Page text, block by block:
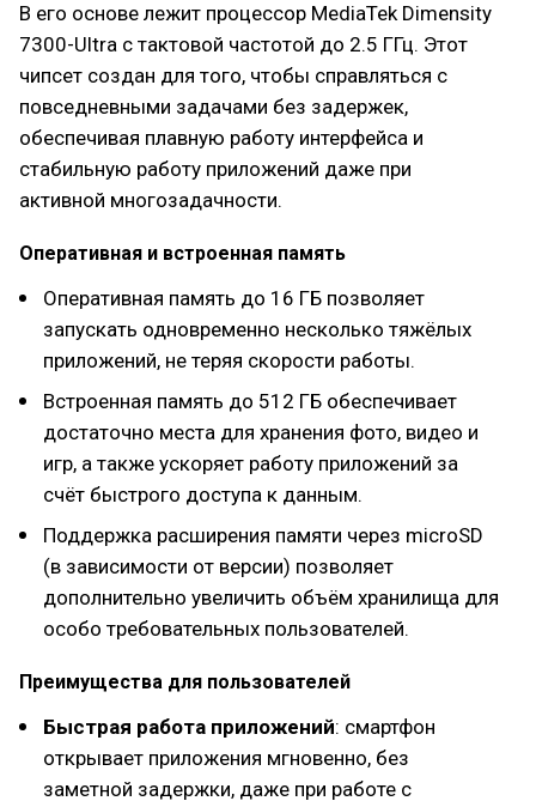
В его основе лежит процессор MediaTek Dimensity
7300-Ultra с тактовой частотой до 2.5 ГГц. Этот
чипсет создан для того, чтобы справляться с
повседневными задачами без задержек,
обеспечивая плавную работу интерфейса и
стабильную работу приложений даже при
активной многозадачности.
Оперативная и встроенная память
Оперативная память до 16 ГБ позволяет
запускать одновременно несколько тяжёлых
приложений, не теряя скорости работы.
Встроенная память до 512 ГБ обеспечивает
достаточно места для хранения фото, видео и
игр, а также ускоряет работу приложений за
счёт быстрого доступа к данным.
Поддержка расширения памяти через microSD
(в зависимости от версии) позволяет
дополнительно увеличить объём хранилища для
особо требовательных пользователей.
Преимущества для пользователей
Быстрая работа приложений: смартфон
открывает приложения мгновенно, без
заметной задержки, даже при работе с